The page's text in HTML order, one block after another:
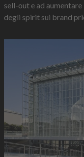
sell-out e ad
degli spirit sui brand